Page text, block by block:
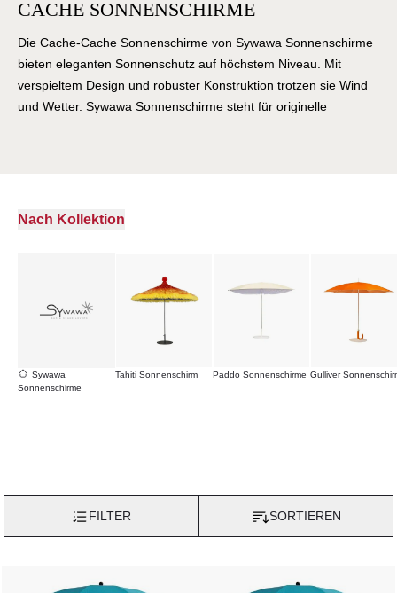
CACHE SONNENSCHIRME
Die Cache-Cache Sonnenschirme von Sywawa Sonnenschirme
bieten eleganten Sonnenschutz auf höchstem Niveau. Mit
verspieltem Design und robuster Konstruktion trotzen sie Wind
und Wetter. Sywawa Sonnenschirme steht für originelle
Nach Kollektion
Sywawa
Sonnenschirme
Tahiti Sonnenschirm Paddo Sonnenschirme Gulliver
FILTER SORTIEREN